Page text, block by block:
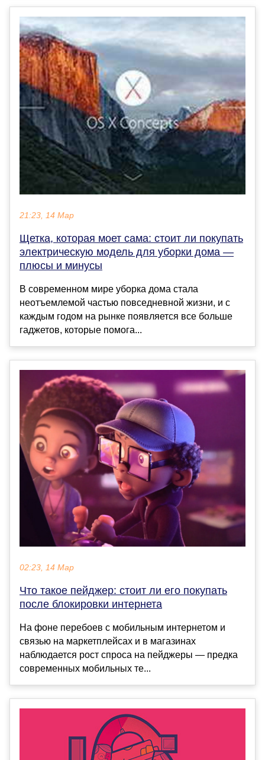
21:23, 14 Мар
Щетка, которая моет сама: стоит ли покупать
электрическую модель для уборки дома —
плюсы и минусы
В современном мире уборка дома стала
неотъемлемой частью повседневной жизни, и с
каждым годом на рынке появляется все больше
гаджетов, которые помога...
02:23, 14 Мар
Что такое пейджер: стоит ли его покупать
после блокировки интернета
На фоне перебоев с мобильным интернетом и
связью на маркетплейсах и в магазинах
наблюдается рост спроса на пейджеры — предка
современных мобильных те...